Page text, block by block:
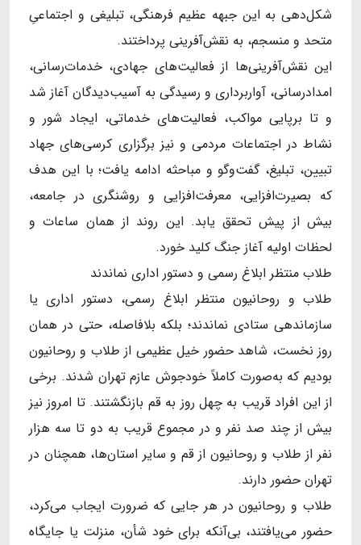
شکل‌دهی به این جبهه عظیم فرهنگی، تبلیغی و اجتماعیِ
متحد و منسجم، به نقش‌آفرینی پرداختند.
این نقش‌آفرینی‌ها از فعالیت‌های جهادی، خدمات‌رسانی،
امدادرسانی، آواربرداری و رسیدگی به آسیب‌دیدگان آغاز شد
و تا برپایی مواکب، فعالیت‌های خدماتی، ایجاد شور و
نشاط در اجتماعات مردمی و نیز برگزاری کرسی‌های جهاد
تبیین، تبلیغ، گفت‌وگو و مباحثه ادامه یافت؛ با این هدف
که بصیرت‌افزایی، معرفت‌افزایی و روشنگری در جامعه،
بیش از پیش تحقق یابد. این روند از همان ساعات و
لحظات اولیه آغاز جنگ کلید خورد.
طلاب منتظر ابلاغ رسمی و دستور اداری نماندند
طلاب و روحانیون منتظر ابلاغ رسمی، دستور اداری یا
سازماندهی ستادی نماندند؛ بلکه بلافاصله، حتی در همان
روز نخست، شاهد حضور خیل عظیمی از طلاب و روحانیون
بودیم که به‌صورت کاملاً خودجوش عازم تهران شدند. برخی
از این افراد قریب به چهل روز به قم بازنگشتند. تا امروز نیز
بیش از چند صد نفر و در مجموع قریب به دو تا سه هزار
نفر از طلاب و روحانیون از قم و سایر استان‌ها، همچنان در
تهران حضور دارند.
طلاب و روحانیون در هر جایی که ضرورت ایجاب می‌کرد،
حضور می‌یافتند، بی‌آنکه برای خود شأن، منزلت یا جایگاه